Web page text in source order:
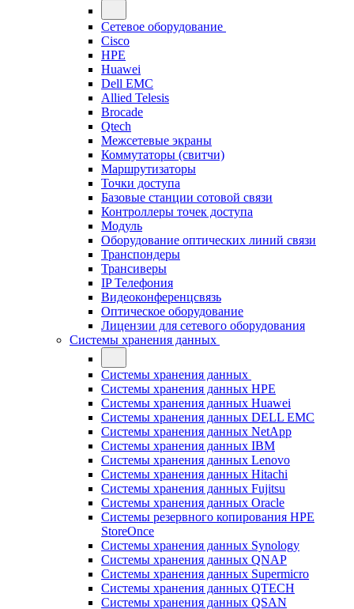
Сетевое оборудование
Cisco
HPE
Huawei
Dell EMC
Allied Telesis
Brocade
Qtech
Межсетевые экраны
Коммутаторы (свитчи)
Маршрутизаторы
Точки доступа
Базовые станции сотовой связи
Контроллеры точек доступа
Модуль
Оборудование оптических линий связи
Транспондеры
Трансиверы
IP Телефония
Видеоконференцсвязь
Оптическое оборудование
Лицензии для сетевого оборудования
Системы хранения данных
Системы хранения данных
Системы хранения данных HPE
Системы хранения данных Huawei
Системы хранения данных DELL EMC
Cистемы хранения данных NetApp
Системы хранения данных IBM
Системы хранения данных Lenovo
Системы хранения данных Hitachi
Системы хранения данных Fujitsu
Системы хранения данных Oracle
Системы резервного копирования HPE
StoreOnce
Системы хранения данных Synology
Системы хранения данных QNAP
Системы хранения данных Supermicro
Системы хранения данных QTECH
Системы хранения данных QSAN